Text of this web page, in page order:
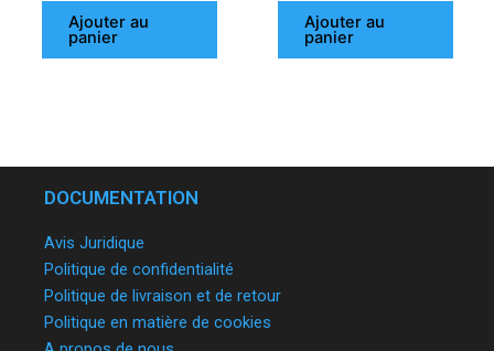
Ajouter au
panier
Ajouter au
panier
DOCUMENTATION
Avis Juridique
Politique de confidentialité
Politique de livraison et de retour
Politique en matière de cookies